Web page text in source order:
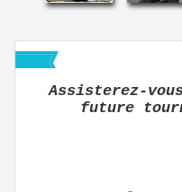
Assisterez-
future